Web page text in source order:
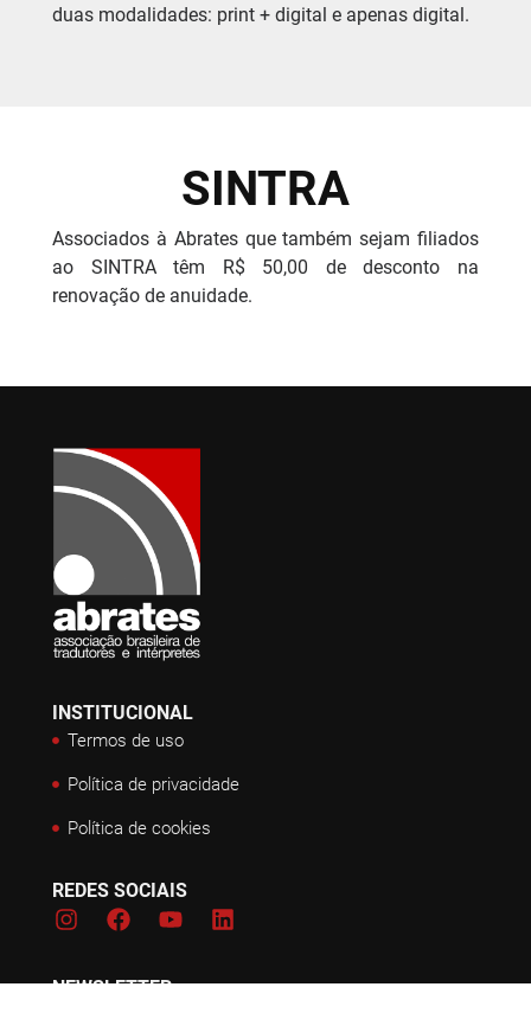
duas modalidades: print + digital e apenas digital.
SINTRA
Associados à Abrates que também sejam filiados
ao SINTRA têm R$ 50,00 de desconto na
renovação de anuidade.
INSTITUCIONAL
Termos de uso
Política de privacidade
Política de cookies
REDES SOCIAIS
NEWSLETTER